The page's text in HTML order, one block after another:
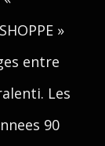
»
entre
Les
90